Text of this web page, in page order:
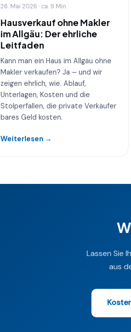
26. Mai 2026 · ca. 9 Min.
Hausverkauf ohne Makler
im Allgäu: Der ehrliche
Leitfaden
Kann man ein Haus im Allgäu ohne
Makler verkaufen? Ja – und wir
zeigen ehrlich, wie. Ablauf,
Unterlagen, Kosten und die
Stolperfallen, die private Verkäufer
bares Geld kosten.
Weiterlesen →
Lassen Sie
aus